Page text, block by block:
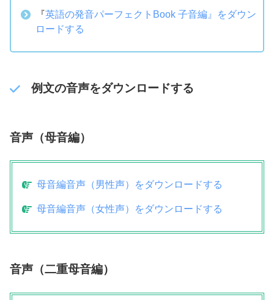
『英語の発音パーフェクトBook 子音編』をダウン
ロードする
例文の音声をダウンロードする
音声（母音編）
母音編音声（男性声）をダウンロードする
母音編音声（女性声）をダウンロードする
音声（二重母音編）